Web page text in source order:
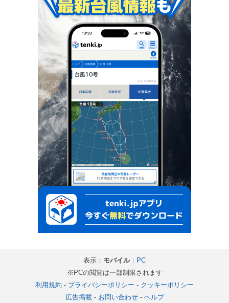
表示： モバイル｜ PC
※PCの閲覧は一部制限されます
利用規約 - プライバシーポリシー - クッキーポリシー
広告掲載- お問い合わせ- ヘルプ